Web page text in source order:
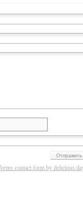
contact form by